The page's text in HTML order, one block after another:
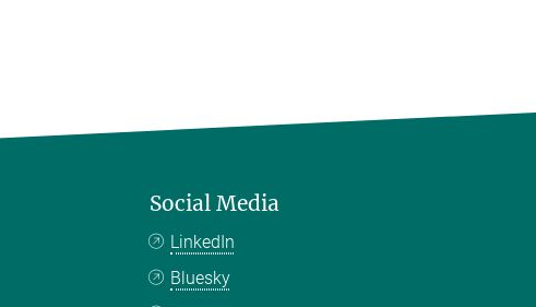
Social Media
LinkedIn
Bluesky